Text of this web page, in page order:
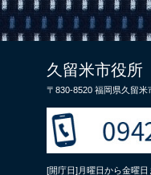
久留米市役所
〒830-8520 福岡県久留米
[開庁日]月曜日から金曜